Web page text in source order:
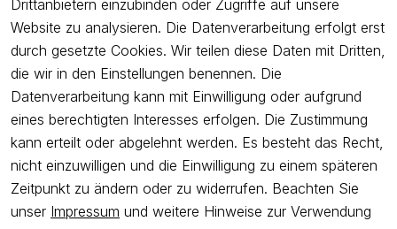
Drittanbietern einzubinden oder Zugriffe auf unsere
Website zu analysieren. Die Datenverarbeitung erfolgt erst
durch gesetzte Cookies. Wir teilen diese Daten mit Dritten,
die wir in den Einstellungen benennen. Die
Datenverarbeitung kann mit Einwilligung oder aufgrund
eines berechtigten Interesses erfolgen. Die Zustimmung
kann erteilt oder abgelehnt werden. Es besteht das Recht,
nicht einzuwilligen und die Einwilligung zu einem späteren
Zeitpunkt zu ändern oder zu widerrufen. Beachten Sie
unser Impressum und weitere Hinweise zur Verwendung
Newsletter
Freue dich über 5€ Rabatt bei deiner nächsten Bestellung und
profitiere von Angeboten.
Newsletter abonnieren
Ich bestätige hiermit, dass ich die Datenschutzerklärung
gelesen
habe. Ich kann meine Einwilligung jederzeit widerrufen.